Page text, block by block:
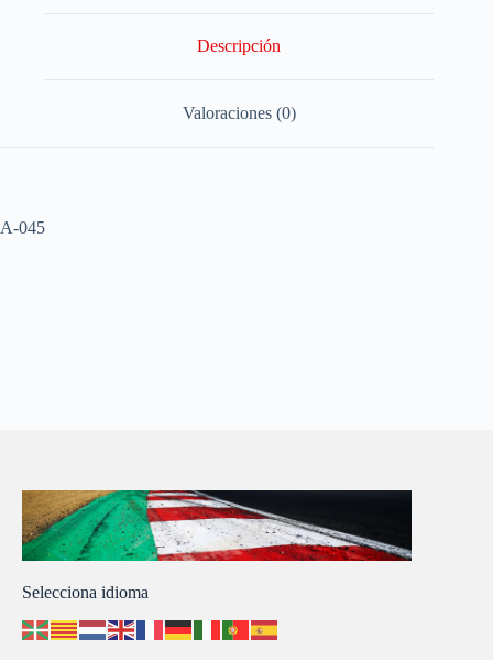
Descripción
Valoraciones (0)
A-045
Selecciona idioma